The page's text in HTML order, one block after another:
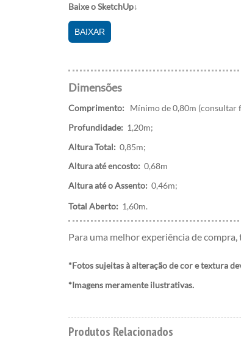
Baixe o SketchUp↓
BAIXAR
Dimensões
Comprimento:
Mínimo de 0,80m (consultar
Profundidade: 1,20m;
Altura Total: 0,85m;
Altura até encosto: 0,68m
Altura até o Assento: 0,46m;
Total Aberto: 1,60m.
Para uma melhor experiência de
*Fotos sujeitas à alteração de cor e textura
*Imagens meramente ilustrativas.
Produtos Relacionados